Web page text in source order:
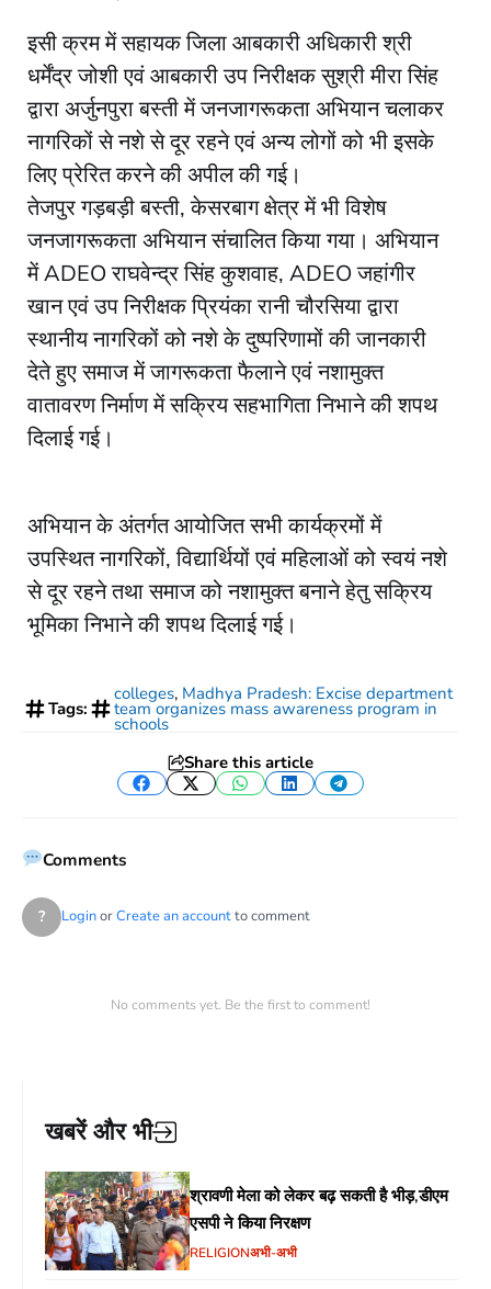
इसी क्रम में सहायक जिला आबकारी अधिकारी श्री
धर्मेंद्र जोशी एवं आबकारी उप निरीक्षक सुश्री मीरा सिंह
द्वारा अर्जुनपुरा बस्ती में जनजागरूकता अभियान चलाकर
नागरिकों से नशे से दूर रहने एवं अन्य लोगों को भी इसके
लिए प्रेरित करने की अपील की गई।
तेजपुर गड़बड़ी बस्ती, केसरबाग क्षेत्र में भी विशेष
जनजागरूकता अभियान संचालित किया गया। अभियान
में ADEO राघवेन्द्र सिंह कुशवाह, ADEO जहांगीर
खान एवं उप निरीक्षक प्रियंका रानी चौरसिया द्वारा
स्थानीय नागरिकों को नशे के दुष्परिणामों की जानकारी
देते हुए समाज में जागरूकता फैलाने एवं नशामुक्त
वातावरण निर्माण में सक्रिय सहभागिता निभाने की शपथ
दिलाई गई।
अभियान के अंतर्गत आयोजित सभी कार्यक्रमों में
उपस्थित नागरिकों, विद्यार्थियों एवं महिलाओं को स्वयं नशे
से दूर रहने तथा समाज को नशामुक्त बनाने हेतु सक्रिय
भूमिका निभाने की शपथ दिलाई गई।
Tags:
colleges, Madhya Pradesh: Excise department
team organizes mass awareness program in
schools
Share this article
Facebook
TwitterWhatsApp
LinkedInTelegram
Comments
? LoginorCreate an accountto comment
No comments yet. Be the first to comment!
खबरें और भी
श्रावणी मेला को लेकर बढ़ सकती है भीड़,डीएम
एसपी ने किया निरक्षण
RELIGIONअभी-अभी